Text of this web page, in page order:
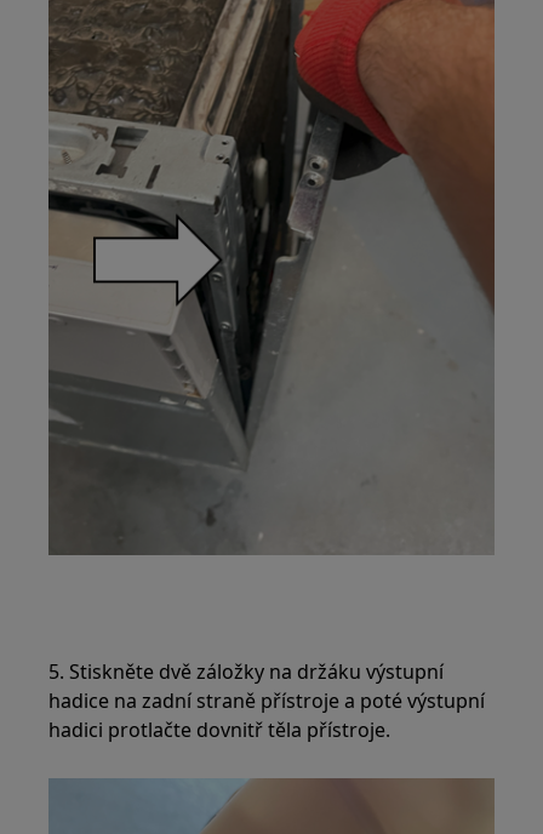
5. Stiskněte dvě záložky na držáku výstupní
hadice na zadní straně přístroje a poté výstupní
hadici protlačte dovnitř těla přístroje.